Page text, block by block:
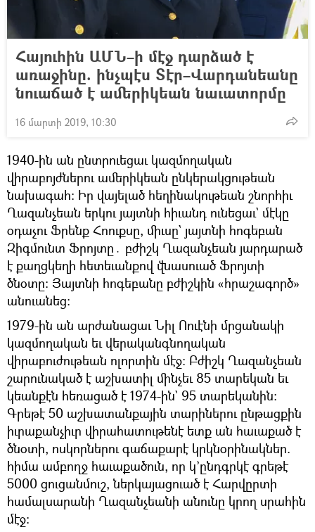
Հայուհին ԱՄՆ–ի մէջ դարձած է
առաջինը. ինչպէս Տէր–Վարդանեանը
նուաճած է ամերիկեան նաւատորմը
16 մարտի 2019, 10:30
1940-ին ան ընտրուեցաւ կազմողական
վիրաբոյժներու ամերիկեան ընկերակցութեան
նախագահ: Իր վայելած հեղինակութեան շնորհիւ
Ղազանչեան երկու յայտնի հիւանդ ունեցաւ` մէկը
օդաչու Ֆրենք Հոուքսը, միւսը` յայտնի հոգեբան
Զիգմունտ Ֆրոյտը․ բժիշկ Ղազանչեան յարդարած
է քաղցկեղի հետեւանքով վնասուած Ֆրոյտի
ծնօտը: Յայտնի հոգեբանը բժիշկին «հրաշագործ»
անուանեց:
1979-ին ան արժանացաւ Նիլ Ոուէնի մրցանակի
կազմողական եւ վերականգնողական
վիրաբուժութեան ոլորտին մէջ: Բժիշկ Ղազանչեան
շարունակած է աշխատիլ մինչեւ 85 տարեկան եւ
կեանքէն հեռացած է 1974-ին` 95 տարեկանին:
Գրեթէ 50 աշխատանքային տարիներու ընթացքին
իւրաքանչիւր վիրահատութենէ ետք ան հաւաքած է
ծնօտի, ոսկորներու գաճաքարէ կրկնօրինակներ.
հիմա ամբողջ հաւաքածուն, որ կ’ընդգրկէ գրեթէ
5000 ցուցանմուշ, ներկայացուած է Հարվըրտի
համալսարանի Ղազանչեանի անունը կրող սրահին
մէջ: